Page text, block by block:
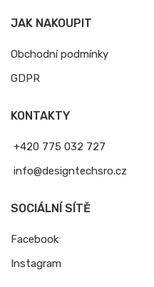
JAK NAKOUPIT
Obchodní podmínky
GDPR
KONTAKTY
+420 775 032 727
info@designtechsro.cz
SOCIÁLNÍ SÍTĚ
Facebook
Instagram